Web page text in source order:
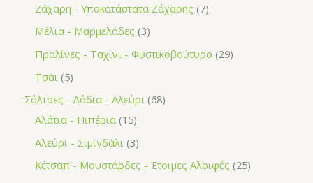
Ζάχαρη - Υποκατάστατα Ζάχαρης 7
Μέλια - Μαρμελάδες 3
Πραλίνες - Ταχίνι - Φυστικοβούτυρο 29
Τσάι 5
Σάλτσες - Λάδια - Αλεύρι 68
Αλάτια - Πιπέρια 15
Αλεύρι - Σιμιγδάλι 3
Κέτσαπ - Μουστάρδες - Έτοιμες Αλοιφές 25